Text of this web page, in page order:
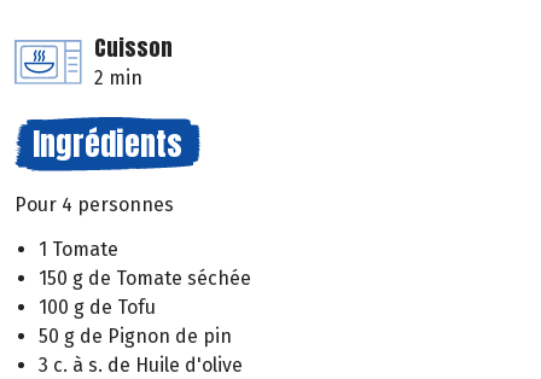
Cuisson
2 min
Ingrédients
Pour 4 personnes
1 Tomate
150 g de Tomate séchée
100 g de Tofu
50 g de Pignon de pin
3 c. à s. de Huile d'olive